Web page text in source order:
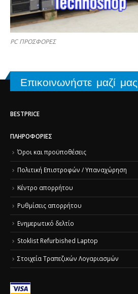
PC ΠΡΟΣΦΟΡΕΣ
Επικοινωνήστε μαζί μας
BESTPRICE
ΠΛΗΡΟΦΟΡΊΕΣ
Όροι και προϋποθέσεις
Πολιτική Επιστροφών / Υπαναχώρηση
Κέντρο απορρήτου
Ρυθμίσεις απορρήτου
Ενημερωτικό δελτίο
Stoklist Refurbished Laptop
Στοιχεία Τραπεζικών Λογαριασμών